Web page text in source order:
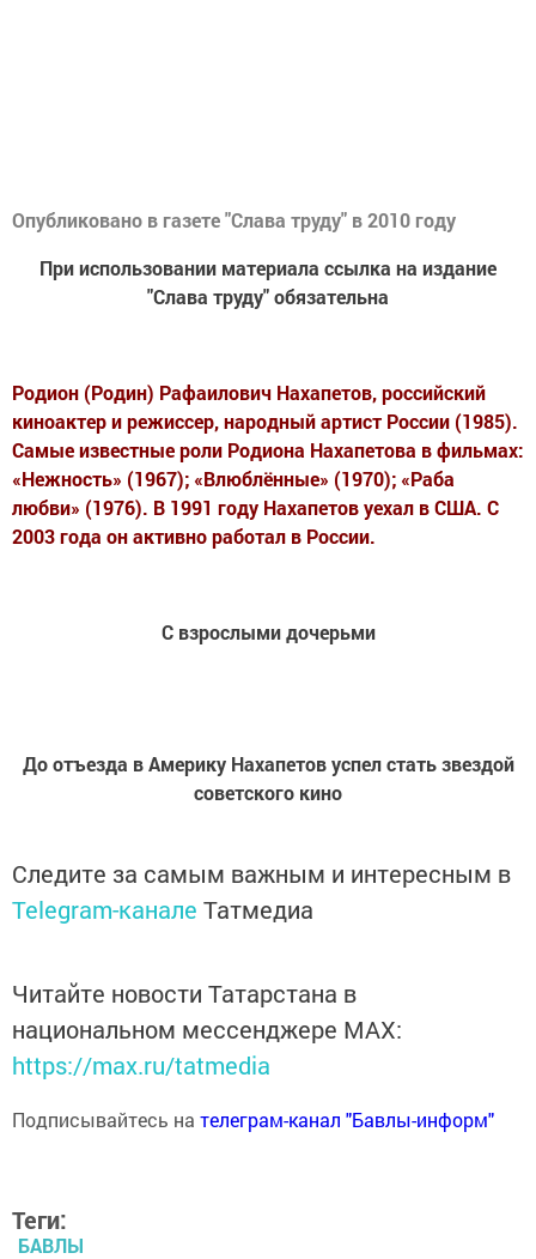
Опубликовано в газете "Слава труду" в 2010 году
При использовании материала ссылка на издание
"Слава труду" обязательна
Родион (Родин) Рафаилович Нахапетов, российский
киноактер и режиссер, народный артист России (1985).
Самые известные роли Родиона Нахапетова в фильмах:
«Нежность» (1967); «Влюблённые» (1970); «Раба
любви» (1976). В 1991 году Нахапетов уехал в США. С
2003 года он активно работал в России.
С взрослыми дочерьми
До отъезда в Америку Нахапетов успел стать звездой
советского кино
Следите за самым важным и интересным в
Telegram-канале Татмедиа
Читайте новости Татарстана в
национальном мессенджере MАХ:
https://max.ru/tatmedia
Подписывайтесь на телеграм-канал "Бавлы-информ"
Теги:
БАВЛЫ